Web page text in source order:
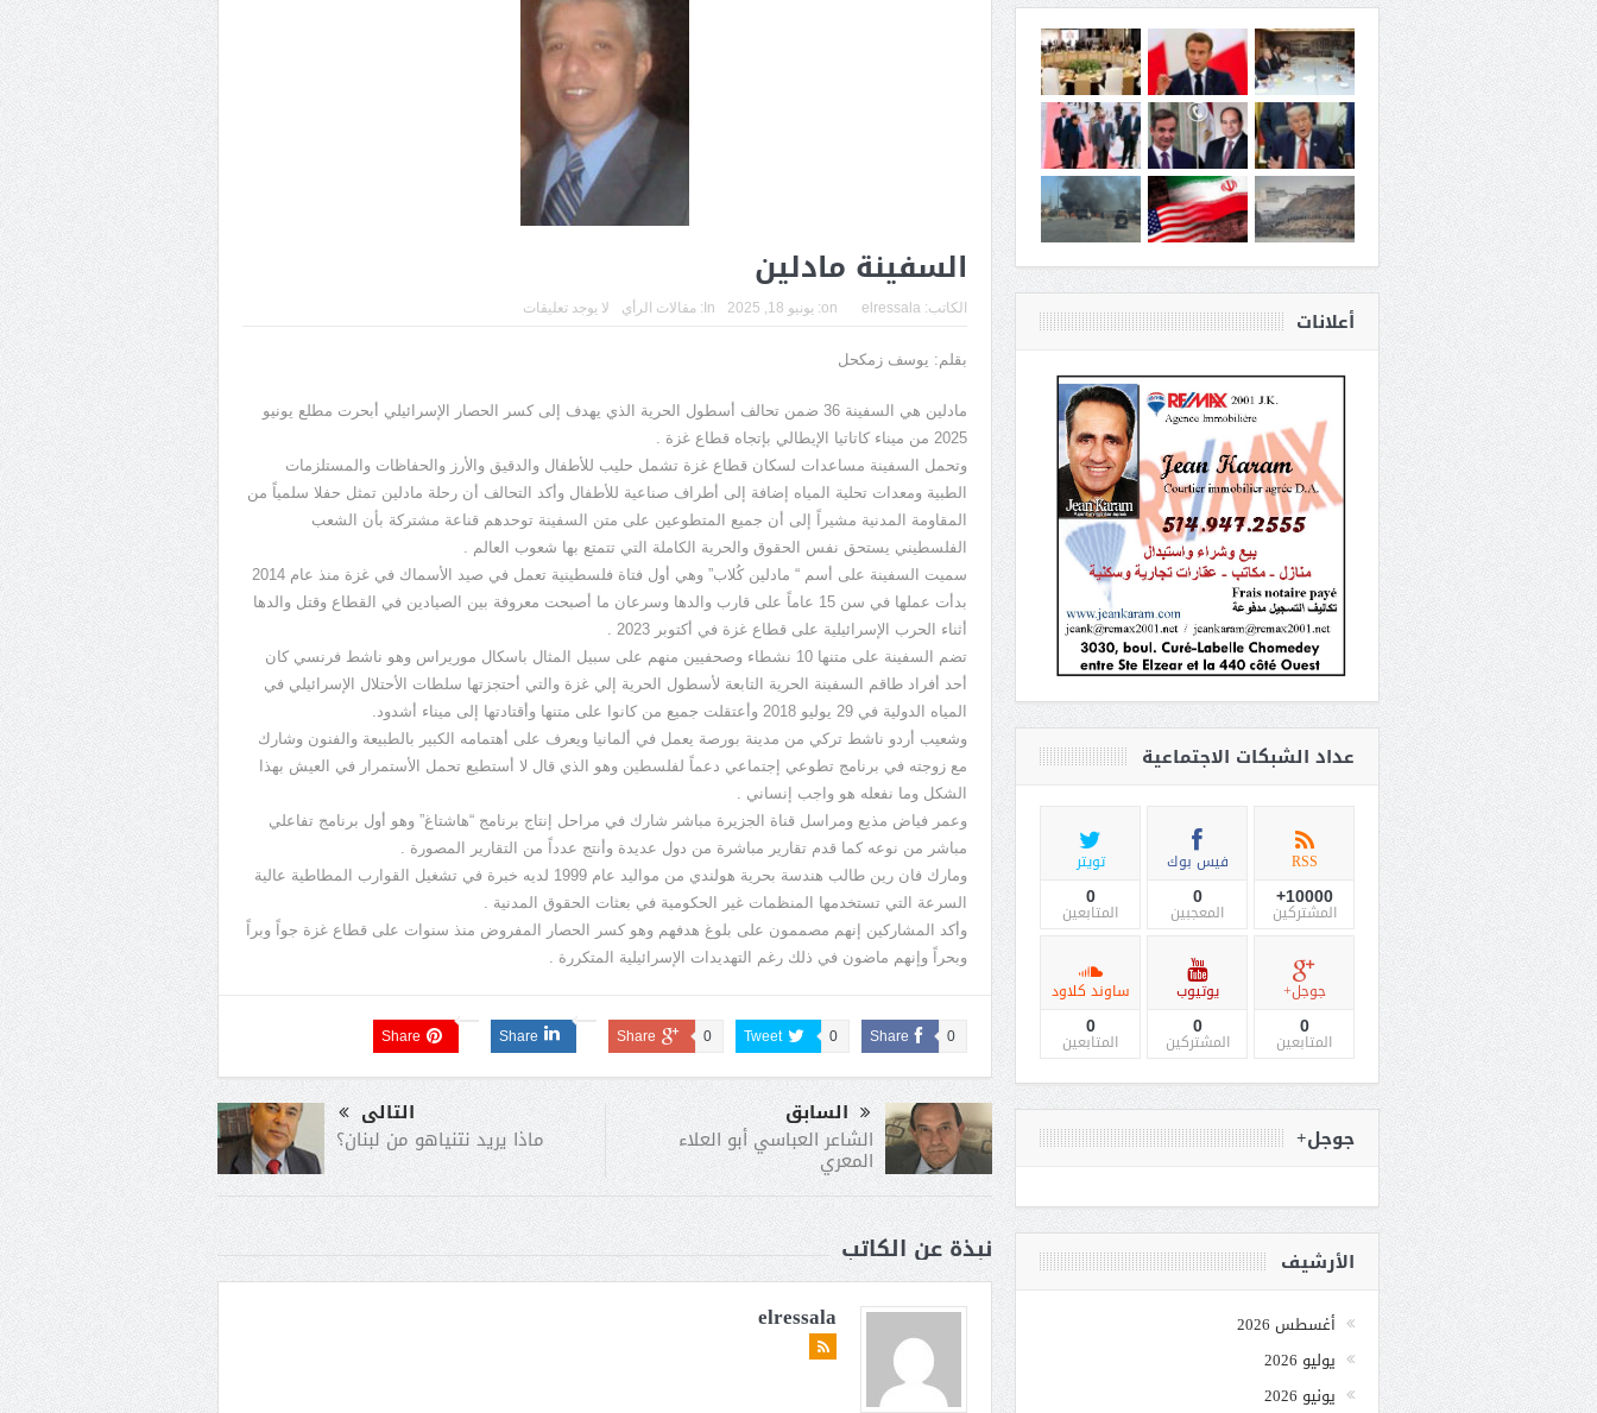
السفينة مادلين
الكاتب: elressala
on: يونيو 18, 2025 In: مقالات الرأي لا يوجد تعليقات
بقلم: يوسف زمكحل
مادلين هي السفينة 36 ضمن تحالف أسطول الحرية الذي يهدف إلى كسر الحصار الإسرائيلي أبحرت مطلع يونيو
2025 من ميناء كاتاتيا الإيطالي بإتجاه قطاع غزة .
وتحمل السفينة مساعدات لسكان قطاع غزة تشمل حليب للأطفال والدقيق والأرز والحفاظات والمستلزمات
الطبية ومعدات تحلية المياه إضافة إلى أطراف صناعية للأطفال وأكد التحالف أن رحلة مادلين تمثل حفلا سلمياً من
المقاومة المدنية مشيراً إلى أن جميع المتطوعين على متن السفينة توحدهم قناعة مشتركة بأن الشعب
الفلسطيني يستحق نفس الحقوق والحرية الكاملة التي تتمتع بها شعوب العالم .
سميت السفينة على أسم “ مادلين كُلاب” وهي أول فتاة فلسطينية تعمل في صيد الأسماك في غزة منذ عام 2014
بدأت عملها في سن 15 عاماً على قارب والدها وسرعان ما أصبحت معروفة بين الصيادين في القطاع وقتل والدها
أثناء الحرب الإسرائيلية على قطاع غزة في أكتوبر 2023 .
تضم السفينة على متنها 10 نشطاء وصحفيين منهم على سبيل المثال باسكال موريراس وهو ناشط فرنسي كان
أحد أفراد طاقم السفينة الحرية التابعة لأسطول الحرية إلي غزة والتي أحتجزتها سلطات الأحتلال الإسرائيلي في
المياه الدولية في 29 يوليو 2018 وأعتقلت جميع من كانوا على متنها وأقتادتها إلى ميناء أشدود.
وشعيب أردو ناشط تركي من مدينة بورصة يعمل في ألمانيا ويعرف على أهتمامه الكبير بالطبيعة والفنون وشارك
مع زوجته في برنامج تطوعي إجتماعي دعماً لفلسطين وهو الذي قال لا أستطيع تحمل الأستمرار في العيش بهذا
الشكل وما نفعله هو واجب إنساني .
وعمر فياض مذيع ومراسل قناة الجزيرة مباشر شارك في مراحل إنتاج برنامج “هاشتاغ” وهو أول برنامج تفاعلي
مباشر من نوعه كما قدم تقارير مباشرة من دول عديدة وأنتج عدداً من التقارير المصورة .
ومارك فان رين طالب هندسة بحرية هولندي من مواليد عام 1999 لديه خبرة في تشغيل القوارب المطاطية عالية
السرعة التي تستخدمها المنظمات غير الحكومية في بعثات الحقوق المدنية .
وأكد المشاركين إنهم مصممون على بلوغ هدفهم وهو كسر الحصار المفروض منذ سنوات على قطاع غزة جواً وبراً
وبحراً وإنهم ماضون في ذلك رغم التهديدات الإسرائيلية المتكررة .
Share 0
Tweet 0
Share 0
Share
Share
السابق
الشاعر العباسي أبو العلاء
المعري
التالى
ماذا يريد نتنياهو من لبنان؟
نبذة عن الكاتب
elressala
أعلانات
عداد الشبكات الاجتماعية
RSS
10000+
المشتركين
فيس بوك
0
المعجبين
تويتر
0
المتابعين
جوجل+
0
المتابعين
يوتيوب
0
المشتركين
ساوند كلاود
0
المتابعين
جوجل+
الأرشيف
أغسطس 2026
يوليو 2026
يونيو 2026